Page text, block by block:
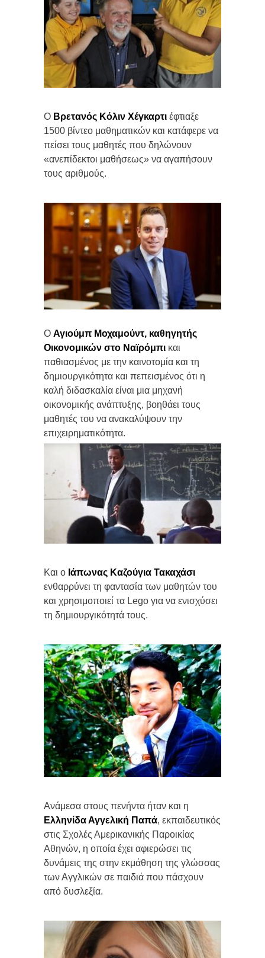
Ο Βρετανός Κόλιν Χέγκαρτι έφτιαξε
1500 βίντεο μαθηματικών και κατάφερε να
πείσει τους μαθητές που δηλώνουν
«ανεπίδεκτοι μαθήσεως» να αγαπήσουν
τους αριθμούς.
Ο Αγιούμπ Μοχαμούντ, καθηγητής
Οικονομικών στο Ναϊρόμπι και
παθιασμένος με την καινοτομία και τη
δημιουργικότητα και πεπεισμένος ότι η
καλή διδασκαλία είναι μια μηχανή
οικονομικής ανάπτυξης, βοηθάει τους
μαθητές του να ανακαλύψουν την
επιχειρηματικότητα.
Και ο Ιάπωνας Καζούγια Τακαχάσι
ενθαρρύνει τη φαντασία των μαθητών του
και χρησιμοποιεί τα Lego για να ενισχύσει
τη δημιουργικότητά τους.
Ανάμεσα στους πενήντα ήταν και η
Ελληνίδα Αγγελική Παπά, εκπαιδευτικός
στις Σχολές Αμερικανικής Παροικίας
Αθηνών, η οποία έχει αφιερώσει τις
δυνάμεις της στην εκμάθηση της γλώσσας
των Αγγλικών σε παιδιά που πάσχουν
από δυσλεξία.